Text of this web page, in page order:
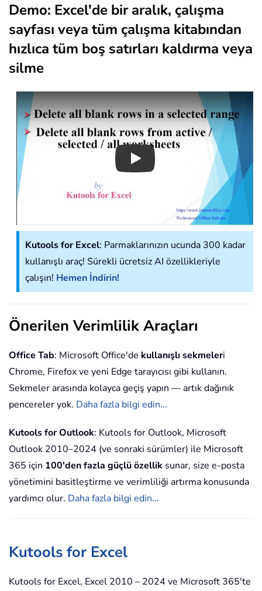
Demo: Excel'de bir aralık, çalışma
sayfası veya tüm çalışma kitabından
hızlıca tüm boş satırları kaldırma veya
silme
Play
Kutools for Excel: Parmaklarınızın ucunda 300 kadar
kullanışlı araç! Sürekli ücretsiz AI özellikleriyle
çalışın! Hemen İndirin!
Önerilen Verimlilik Araçları
Office Tab: Microsoft Office'de kullanışlı sekmeleri
Chrome, Firefox ve yeni Edge tarayıcısı gibi kullanın.
Sekmeler arasında kolayca geçiş yapın — artık dağınık
pencereler yok. Daha fazla bilgi edin...
Kutools for Outlook: Kutools for Outlook, Microsoft
Outlook 2010–2024 (ve sonraki sürümler) ile Microsoft
365 için 100'den fazla güçlü özellik sunar, size e-posta
yönetimini basitleştirme ve verimliliği artırma konusunda
yardımcı olur. Daha fazla bilgi edin...
Kutools for Excel
Kutools for Excel, Excel 2010 – 2024 ve Microsoft 365'te